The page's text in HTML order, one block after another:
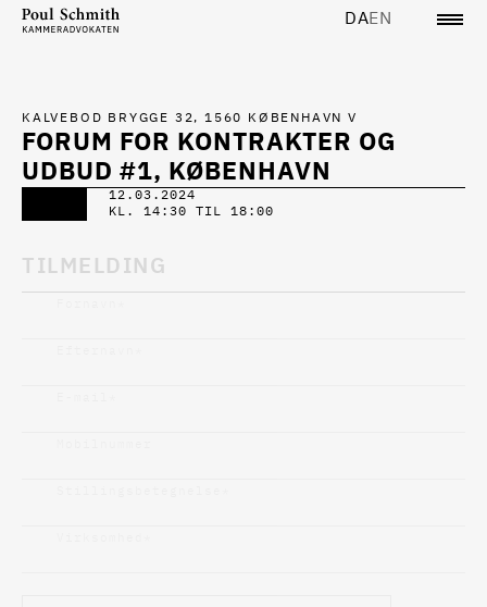
DAEN
FORUM FOR KONTRAKTER OG
UDBUD #1, KØBENHAVN
KALVEBOD BRYGGE 32, 1560 KØBENHAVN V
12.03.2024
KL. 14:30 TIL 18:00
TILMELDING